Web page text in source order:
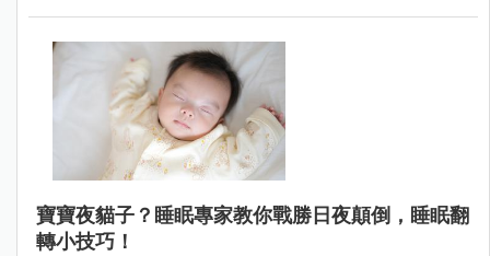
寶寶夜貓子？睡眠專家教你戰勝日夜顛倒，睡眠翻
轉小技巧！